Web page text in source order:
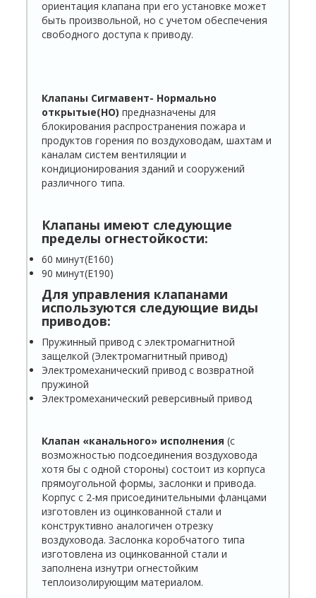
ориентация клапана при его установке может
быть про­извольной, но с учетом обеспечения
свободного доступа к приводу.
Клапаны Сигмавент- Нормально
открытые(НО) предназначены для
блокирования распространения пожара и
продуктов горения по воздуховодам, шахтам и
каналам систем вентиляции и
кондиционирования зданий и сооружений
различного типа.
Клапаны имеют следующие
пределы огнестойкости:
60 минут(Е160)
90 минут(Е190)
Для управления клапанами
используются следующие виды
приводов:
Пружинный привод с электромагнитной
защелкой (Электромагнитный привод)
Электромеханический привод с возвратной
пружиной
Электромеханический реверсивный привод
Клапан «канального» исполнения (с
возможностью подсоединения воздуховода
хотя бы с одной стороны) состоит из корпуса
прямоугольной формы, заслонки и привода.
Корпус с 2-мя присоединительными фланцами
изготовлен из оцинкованной стали и
конструктивно аналогичен отрезку
воздуховода. Заслонка коробчатого типа
изготовлена из оцинкованной стали и
заполнена изнутри огнестойким
теплоизолирующим материалом.